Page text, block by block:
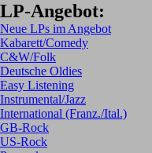
LP-Angebot:
Neue LPs im Angebot
Kabarett/Comedy
C&W/Folk
Deutsche Oldies
Easy Listening
Instrumental/Jazz
International (Franz./Ital.)
GB-Rock
US-Rock